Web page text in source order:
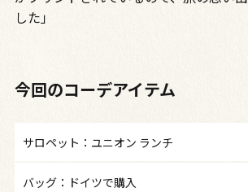
した」
今回のコーデアイテム
サロペット：ユニオン ランチ
バッグ：ドイツで購入